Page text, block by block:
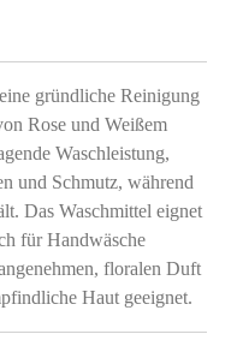
gründliche Reinigung
Rose und Weißem
Waschleistung,
und Schmutz, während
Das Waschmittel eignet
für Handwäsche
floralen Duft
Haut geeignet.